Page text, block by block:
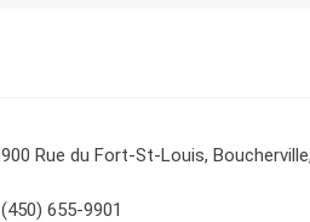
900 Rue du Fort-St-Louis,
(450) 655-9901